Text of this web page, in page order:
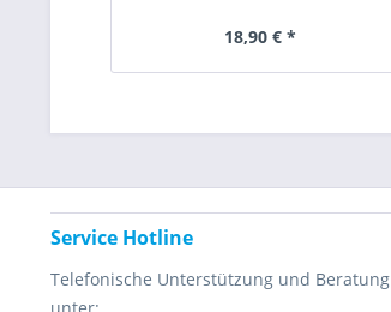
18,90 € *
Service Hotline
Telefonische Unterstützung und Beratung